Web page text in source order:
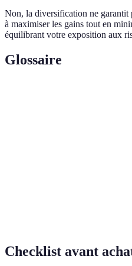
Non, la diversification ne garantit
à maximiser les gains tout en
équilibrant votre exposition aux
Glossaire
Checklist avant